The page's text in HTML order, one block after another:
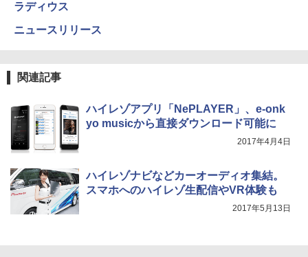
ラディウス
ニュースリリース
関連記事
ハイレゾアプリ「NePLAYER」、e-onk
yo musicから直接ダウンロード可能に
2017年4月4日
ハイレゾナビなどカーオーディオ集結。
スマホへのハイレゾ生配信やVR体験も
2017年5月13日